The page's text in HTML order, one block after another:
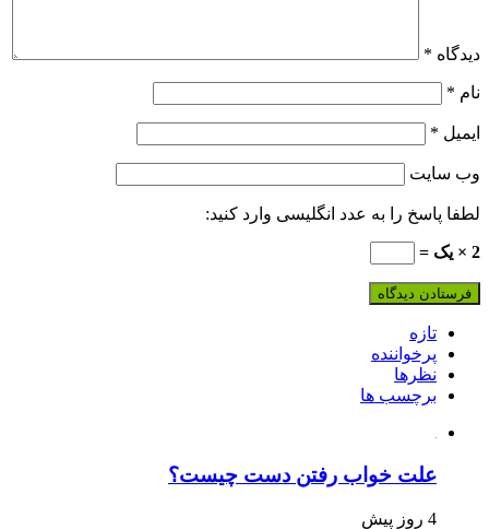
دیدگاه *
نام *
ایمیل *
وب‌ سایت
لطفا پاسخ را به عدد انگلیسی وارد کنید:
2 × یک =
تازه
پرخواننده
نظرها
برچسب ها
علت خواب رفتن دست چیست؟
4 روز پیش